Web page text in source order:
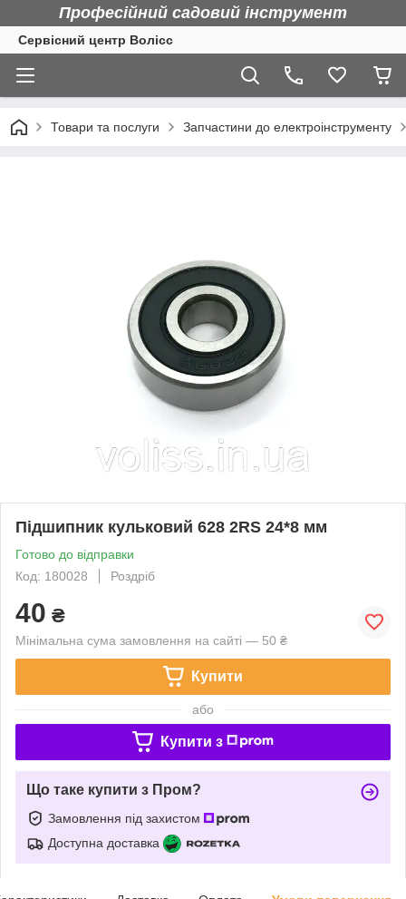
Професійний садовий інструмент
Сервісний центр Волісс
Товари та послуги Запчастини до електроінструменту
Підшипник кульковий 628 2RS 24*8 мм
Готово до відправки
Код: 180028
Роздріб
40 ₴
Мінімальна сума замовлення на сайті — 50 ₴
Купити
або
Купити з
Що таке купити з Пром?
Замовлення під захистом
Доступна доставка